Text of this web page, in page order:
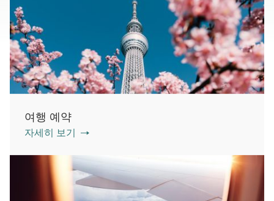
여행 예약
자세히 보기